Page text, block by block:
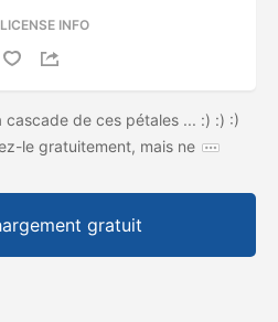
LICENSE INFO
de ces pétales ... :) :) :)
le gratuitement, mais ne
gratuit